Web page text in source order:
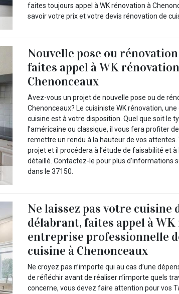
faites toujours appel à WK rénovation à
savoir votre prix et votre devis rénovation de
Nouvelle pose ou
faites appel à WK
Chenonceaux
Avez-vous un projet de nouvelle pose ou de
Chenonceaux? Le cuisiniste WK rénovation,
cuisine est à votre disposition. Quel que soit le
l’américaine ou classique, il vous fera profiter
remettre un rendu à la hauteur de vos
projet et il procédera à l’étude de faisabilité et à
détaillé. Contactez-le pour plus d’informations
dans le 37150.
Ne laissez pas votre cuisine
délabrant, faites appel à
entreprise professionnelle
cuisine à Chenonceaux
Ne croyez pas n’importe qui au cas d’une
de réfléchir avant de réaliser n’importe quels
concerne, vous devez faire attention pour vos